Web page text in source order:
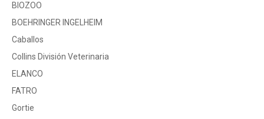
BIOZOO
BOEHRINGER INGELHEIM
Caballos
Collins División Veterinaria
ELANCO
FATRO
Gortie